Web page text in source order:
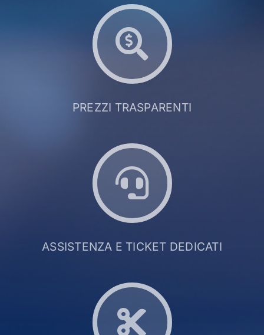
PREZZI TRASPARENTI
ASSISTENZA E TICKET DEDICATI